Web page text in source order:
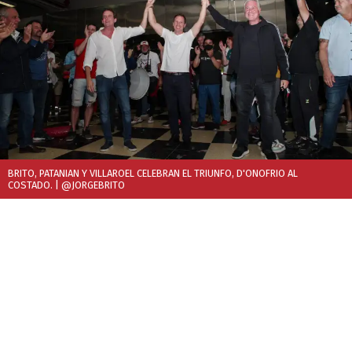
BRITO, PATANIAN Y VILLAROEL CELEBRAN EL TRIUNFO, D'ONOFRIO AL
COSTADO. | @JORGEBRITO